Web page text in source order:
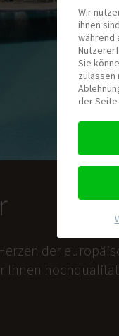
der
Ihnen
Wir
ihnen
während
Sie
der